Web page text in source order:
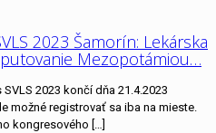
2023 Šamorín: Lekárska
putovanie Mezopotámiou…
2023 končí dňa 21.4.2023
možné registrovať sa iba na mieste.
kongresového […]